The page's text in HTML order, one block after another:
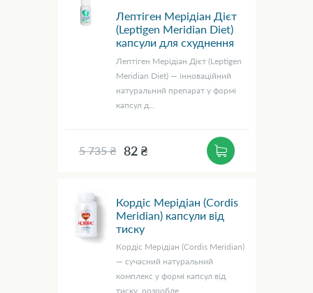
Лептіген Мерідіан Дієт
(Leptigen Meridian Diet)
капсули для схуднення
Лептіген Мерідіан Дієт (Leptigen
Meridian Diet) — інноваційний
натуральний препарат у формі
капсул д...
5 735 ₴ 82 ₴
Кордіс Мерідіан (Cordis
Meridian) капсули від
тиску
Кордіс Мерідіан (Cordis Meridian)
— сучасний натуральний
комплекс у формі капсул від
тиску, розробле...